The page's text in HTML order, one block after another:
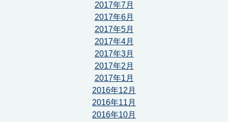
2017年7月
2017年6月
2017年5月
2017年4月
2017年3月
2017年2月
2017年1月
2016年12月
2016年11月
2016年10月